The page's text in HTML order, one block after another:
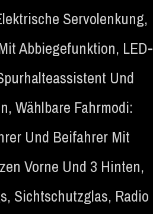
Servolenkung,
Abbiegefunktion, LED-
Und
, Wählbare Fahrmodi:
Und Beifahrer Mit
Vorne Und 3 Hinten,
, Sichtschutzglas, Radio